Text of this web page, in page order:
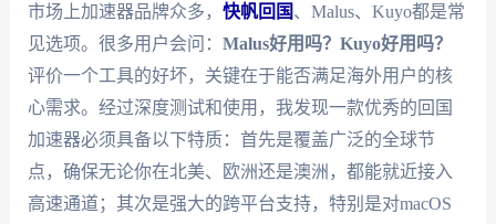
市场上加速器品牌众多， 快帆回国 、Malus、Kuyo都是常
见选项。很多用户会问： Malus好用吗？Kuyo好用吗？
评价一个工具的好坏，关键在于能否满足海外用户的核
心需求。经过深度测试和使用，我发现一款优秀的回国
加速器必须具备以下特质：首先是覆盖广泛的全球节
点，确保无论你在北美、欧洲还是澳洲，都能就近接入
高速通道；其次是强大的跨平台支持，特别是对macOS